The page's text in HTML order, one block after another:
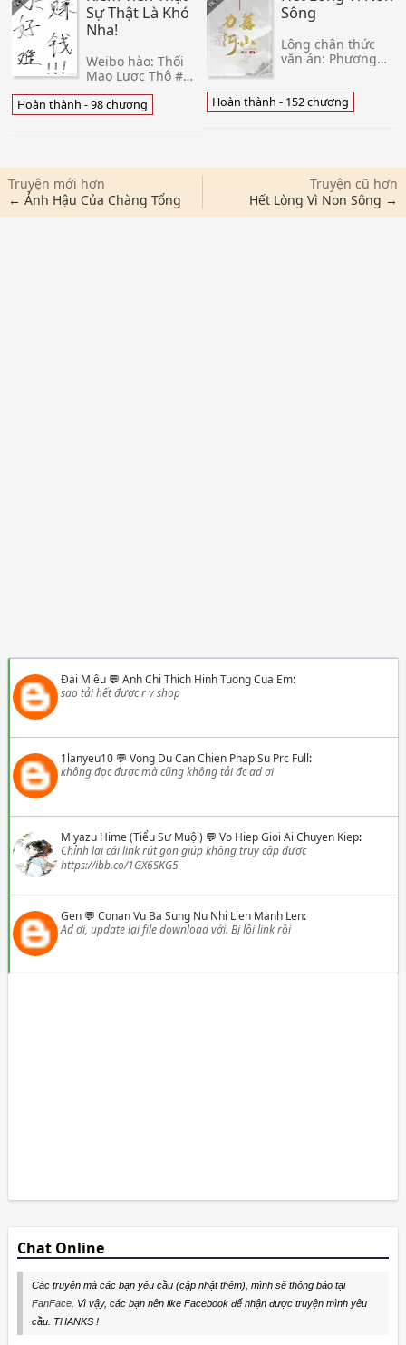
(người mới tư
cách khảo thí),
ngài xin
ngươi là một nữ
giả nam t
Sự Thật Là Khó
Nha!
Weibo hào: Thối
Mao Lược Thô #
đây chính là một
thiên đô thị mỹ
thực sảng văn!
thật sự khó thực
hi
Hoàn thành - 98 chương
Sông
Lông chân thức
văn án: Phương
Hộ bộ chủ bộ thời
điểm, tất cả nhìn
nàng không vừa
Hoàn thành - 152 chương
Truyện mới hơn
← Ảnh Hậu Của Chàng Tổng
Truyện cũ hơn
Hết Lòng Vì Non Sông →
Đại Miêu💬 Anh Chi Thich Hinh Tuong Cua Em:
sao tải hết được r v shop
1lanyeu10💬 Vong Du Can Chien Phap Su Prc Full:
không đọc được mà cũng không tải đc ad ơi
Miyazu Hime (Tiểu Sư Muội) 💬 Vo Hiep Gioi Ai Chuyen Kiep:
Chỉnh lại cái link rút gọn giúp không truy cập được
https://ibb.co/1GX6SKG5
Gen💬 Conan Vu Ba Sung Nu Nhi Lien Manh Len:
Ad ơi, update lại file download với. Bị lỗi link rồi
Chat Online
Các truyện mà các bạn yêu cầu (cập nhật thêm), mình sẽ thông báo tại
FanFace. Vì vậy, các bạn nên like Facebook để nhận được truyện mình yêu
cầu. THANKS !